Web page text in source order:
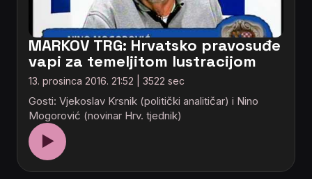
MARKOV TRG: Hrvatsko pravosuđe
vapi za temeljitom lustracijom
13. prosinca 2016. 21:52 | 3522 sec
Gosti: Vjekoslav Krsnik (politički analitičar) i Nino
Mogorović (novinar Hrv. tjednik)
▶